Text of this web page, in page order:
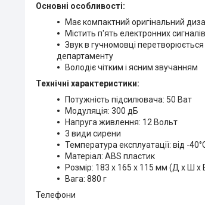
Основні особливості:
Має компактний оригінальний
Містить п'ять електронних
Звук в гучномовці
департаменту
Володіє чітким і ясним звучанням
Технічні характеристики:
Потужність підсилювача: 50 Ват
Модуляція: 300 дБ
Напруга живлення: 12 Вольт
3 види сирени
Температура експлуатації: від -
Матеріал: ABS пластик
Розмір: 183 х 165 х 115 мм (Д х Ш х
Вага: 880 г
Телефони